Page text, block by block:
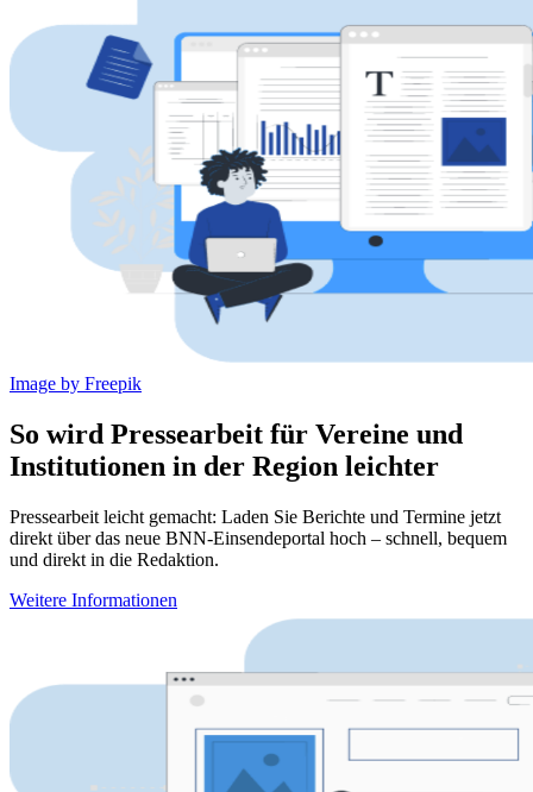
Image by Freepik
So wird Pressearbeit für Vereine und
Institutionen in der Region leichter
Pressearbeit leicht gemacht: Laden Sie Berichte und Termine jetzt
direkt über das neue BNN-Einsendeportal hoch – schnell, bequem
und direkt in die Redaktion.
Weitere Informationen